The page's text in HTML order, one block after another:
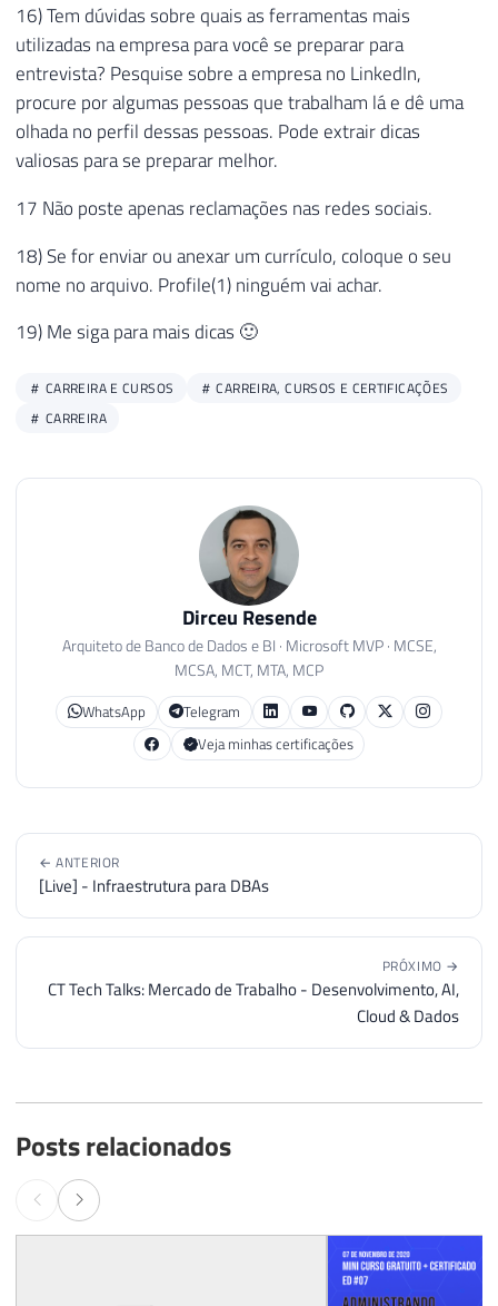
16) Tem dúvidas sobre quais as ferramentas mais
utilizadas na empresa para você se preparar para
entrevista? Pesquise sobre a empresa no LinkedIn,
procure por algumas pessoas que trabalham lá e dê uma
olhada no perfil dessas pessoas. Pode extrair dicas
valiosas para se preparar melhor.
17 Não poste apenas reclamações nas redes sociais.
18) Se for enviar ou anexar um currículo, coloque o seu
nome no arquivo. Profile(1) ninguém vai achar.
19) Me siga para mais dicas 🙂
CARREIRA E CURSOS
CARREIRA, CURSOS E CERTIFICAÇÕES
CARREIRA
Dirceu Resende
Arquiteto de Banco de Dados e BI · Microsoft MVP · MCSE,
MCSA, MCT, MTA, MCP
WhatsApp
Telegram
Veja minhas certificações
← ANTERIOR
[Live] - Infraestrutura para DBAs
PRÓXIMO →
CT Tech Talks: Mercado de Trabalho - Desenvolvimento, AI,
Cloud & Dados
Posts relacionados